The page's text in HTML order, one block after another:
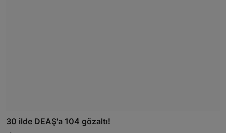
30 ilde DEAŞ'a 104 gözaltı!